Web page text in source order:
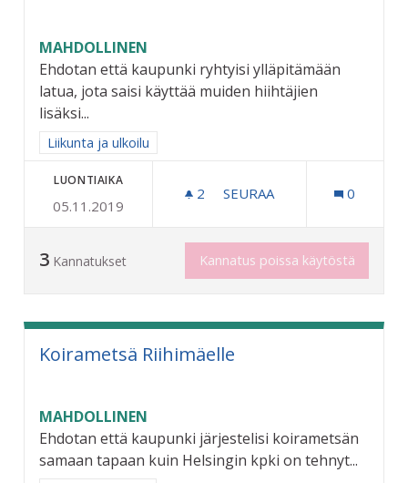
MAHDOLLINEN
Ehdotan että kaupunki ryhtyisi ylläpitämään
latua, jota saisi käyttää muiden hiihtäjien
lisäksi...
Rajaa tulokset aihepiirin mukaan: Liikunta ja ulkoilu
Liikunta ja ulkoilu
LUONTIAIKA
05.11.2019
2 2 SEURAAJAA
SEURAA 0
3 Kannatukset Kannatus poissa käytöstä
Koirametsä Riihimäelle
MAHDOLLINEN
Ehdotan että kaupunki järjestelisi koirametsän
samaan tapaan kuin Helsingin kpki on tehnyt...